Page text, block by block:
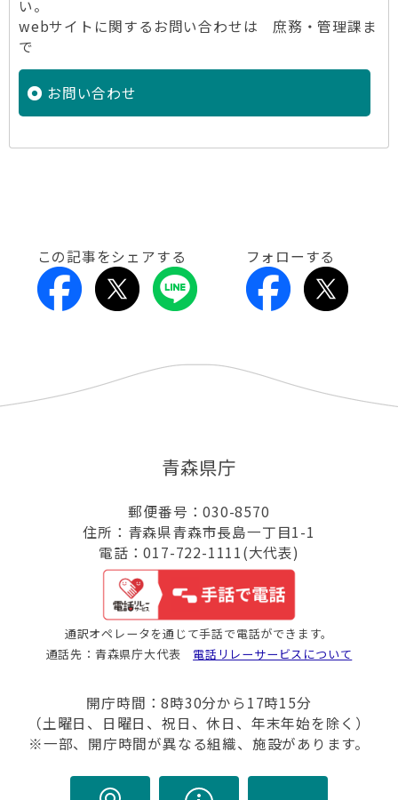
い。
webサイトに関するお問い合わせは 庶務・管理課ま
で
お問い合わせ
この記事をシェアする フォローする
青森県庁
郵便番号：030-8570
住所：青森県青森市長島一丁目1-1
電話：017-722-1111(大代表)
通訳オペレータを通じて手話で電話ができます。
通話先：青森県庁大代表 電話リレーサービスについて
開庁時間：8時30分から17時15分
（土曜日、日曜日、祝日、休日、年末年始を除く）
※一部、開庁時間が異なる組織、施設があります。